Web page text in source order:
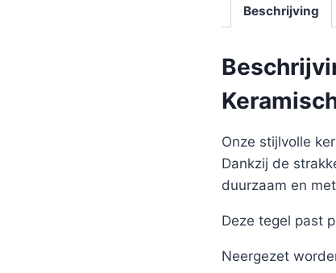
Beschrijving
Onze stijlvolle
Dankzij de
duurzaam en
Deze tegel past
Neergezet